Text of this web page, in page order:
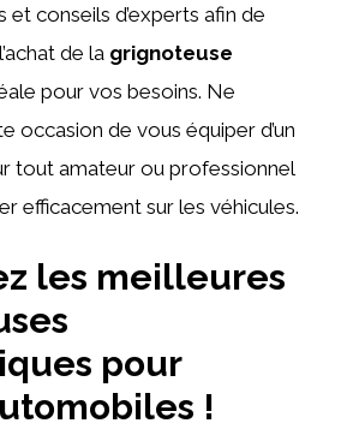
conseils d’experts afin de
de la grignoteuse
pour vos besoins. Ne
occasion de vous équiper d’un
tout amateur ou professionnel
efficacement sur les véhicules.
les meilleures
pour
!